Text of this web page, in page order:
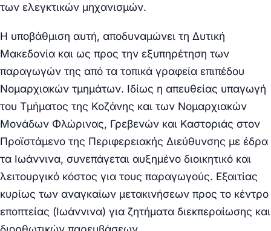
των ελεγκτικών μηχανισμών.
Η υποβάθμιση αυτή, αποδυναμώνει τη Δυτική
Μακεδονία και ως προς την εξυπηρέτηση των
παραγωγών της από τα τοπικά γραφεία επιπέδου
Νομαρχιακών τμημάτων. Ιδίως η απευθείας υπαγωγή
του Τμήματος της Κοζάνης και των Νομαρχιακών
Μονάδων Φλώρινας, Γρεβενών και Καστοριάς στον
Προϊστάμενο της Περιφερειακής Διεύθυνσης με έδρα
τα Ιωάννινα, συνεπάγεται αυξημένο διοικητικό και
λειτουργικό κόστος για τους παραγωγούς. Εξαιτίας
κυρίως των αναγκαίων μετακινήσεων προς το κέντρο
εποπτείας (Ιωάννινα) για ζητήματα διεκπεραίωσης και